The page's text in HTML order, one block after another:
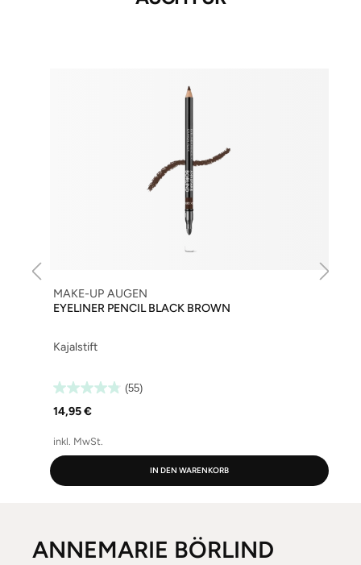
MAKE-UP AUGEN
EYELINER PENCIL BLACK BROWN
Kajalstift
(55)
14,95 €
inkl. MwSt.
IN DEN WARENKORB
ANNEMARIE BÖRLIND